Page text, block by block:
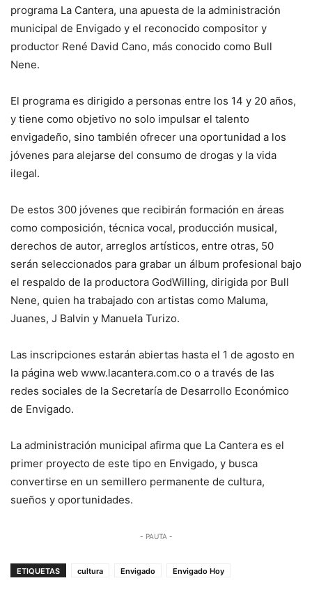
programa La Cantera, una apuesta de la administración
municipal de Envigado y el reconocido compositor y
productor René David Cano, más conocido como Bull
Nene.
El programa es dirigido a personas entre los 14 y 20 años,
y tiene como objetivo no solo impulsar el talento
envigadeño, sino también ofrecer una oportunidad a los
jóvenes para alejarse del consumo de drogas y la vida
ilegal.
De estos 300 jóvenes que recibirán formación en áreas
como composición, técnica vocal, producción musical,
derechos de autor, arreglos artísticos, entre otras, 50
serán seleccionados para grabar un álbum profesional bajo
el respaldo de la productora GodWilling, dirigida por Bull
Nene, quien ha trabajado con artistas como Maluma,
Juanes, J Balvin y Manuela Turizo.
Las inscripciones estarán abiertas hasta el 1 de agosto en
la página web www.lacantera.com.co o a través de las
redes sociales de la Secretaría de Desarrollo Económico
de Envigado.
La administración municipal afirma que La Cantera es el
primer proyecto de este tipo en Envigado, y busca
convertirse en un semillero permanente de cultura,
sueños y oportunidades.
- PAUTA -
ETIQUETAS cultura Envigado Envigado Hoy